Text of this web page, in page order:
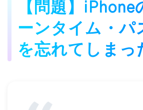
【問題】iPhone
ーンタイム・パ
を忘れてしまっ